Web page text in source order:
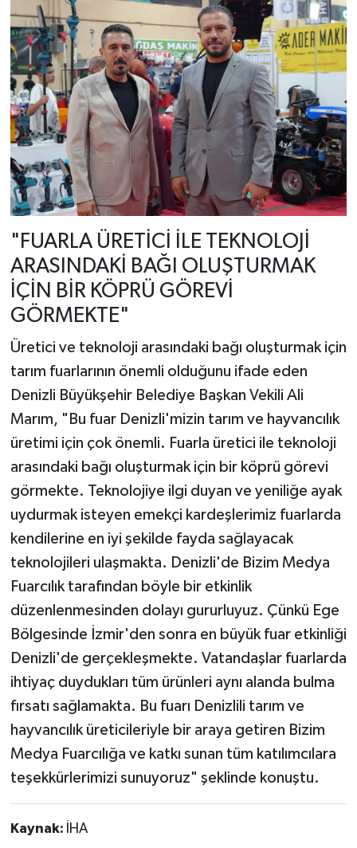
"FUARLA ÜRETİCİ İLE TEKNOLOJİ
ARASINDAKİ BAĞI OLUŞTURMAK
İÇİN BİR KÖPRÜ GÖREVİ
GÖRMEKTE"
Üretici ve teknoloji arasındaki bağı oluşturmak için
tarım fuarlarının önemli olduğunu ifade eden
Denizli Büyükşehir Belediye Başkan Vekili Ali
Marım, "Bu fuar Denizli'mizin tarım ve hayvancılık
üretimi için çok önemli. Fuarla üretici ile teknoloji
arasındaki bağı oluşturmak için bir köprü görevi
görmekte. Teknolojiye ilgi duyan ve yeniliğe ayak
uydurmak isteyen emekçi kardeşlerimiz fuarlarda
kendilerine en iyi şekilde fayda sağlayacak
teknolojileri ulaşmakta. Denizli'de Bizim Medya
Fuarcılık tarafından böyle bir etkinlik
düzenlenmesinden dolayı gururluyuz. Çünkü Ege
Bölgesinde İzmir'den sonra en büyük fuar etkinliği
Denizli'de gerçekleşmekte. Vatandaşlar fuarlarda
ihtiyaç duydukları tüm ürünleri aynı alanda bulma
fırsatı sağlamakta. Bu fuarı Denizlili tarım ve
hayvancılık üreticileriyle bir araya getiren Bizim
Medya Fuarcılığa ve katkı sunan tüm katılımcılara
teşekkürlerimizi sunuyoruz" şeklinde konuştu.
Kaynak: İHA